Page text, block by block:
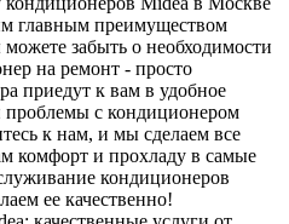
главным преимуществом
забыть о необходимости
на ремонт - просто
приедут к вам в удобное
проблемы с кондиционером
к нам, и мы сделаем все
комфорт и прохладу в самые
кондиционеров
ее качественно!